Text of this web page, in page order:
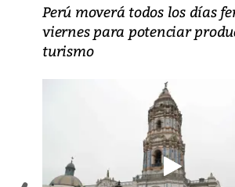
Perú moverá todos los días
viernes para potenciar
turismo